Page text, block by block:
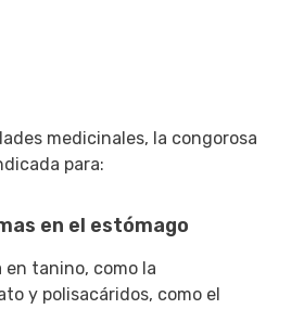
medicinales, la congorosa
para:
en el estómago
en tanino, como la
y polisacáridos, como el